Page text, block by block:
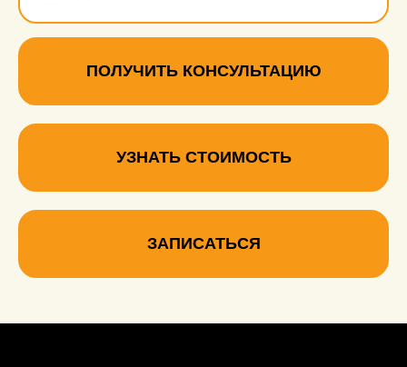
ПОЛУЧИТЬ КОНСУЛЬТАЦИЮ
УЗНАТЬ СТОИМОСТЬ
ЗАПИСАТЬСЯ